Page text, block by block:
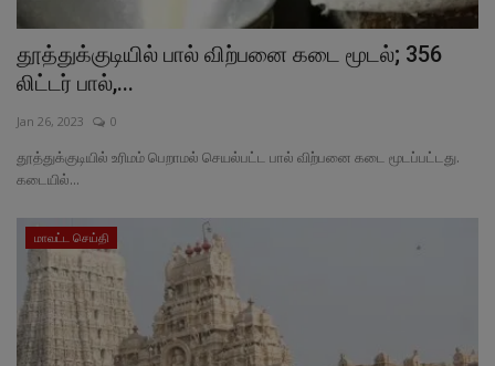
தூத்துக்குடியில் பால் விற்பனை கடை மூடல்; 356
லிட்டர் பால்,...
Jan 26, 2023 0
தூத்துக்குடியில் உரிமம் பெறாமல் செயல்பட்ட பால் விற்பனை கடை மூடப்பட்டது.
கடையில்...
மாவட்ட செய்தி